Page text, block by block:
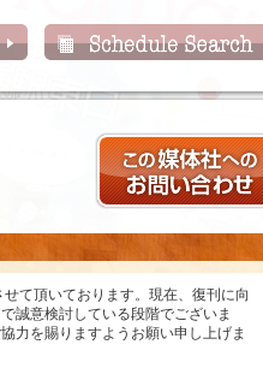
て頂いております。現在、復刊に向
誠意検討している段階でございま
力を賜りますようお願い申し上げま